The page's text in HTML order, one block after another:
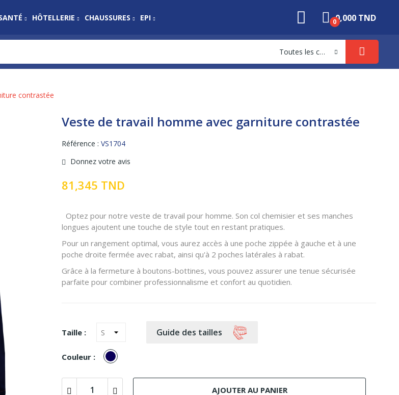
HÔTELLERIE CHAUSSURES EPI 0,000 TND
0
Toutes les catégories
contrastée
Veste de travail homme avec garniture contrastée
Référence : VS1704
Donnez votre avis
81,345 TND
Optez pour notre veste de travail pour homme. Son col chemisier et ses manches
longues ajoutent une touche de style tout en restant pratiques.
Pour un rangement optimal, vous aurez accès à une poche zippée à gauche et à une
poche droite fermée avec rabat, ainsi qu'à 2 poches latérales à rabat.
Grâce à la fermeture à boutons-bottines, vous pouvez assurer une tenue sécurisée
parfaite pour combiner professionnalisme et confort au quotidien.
Taille : Guide des tailles
Couleur : BLEU
MARINE
AJOUTER AU PANIER